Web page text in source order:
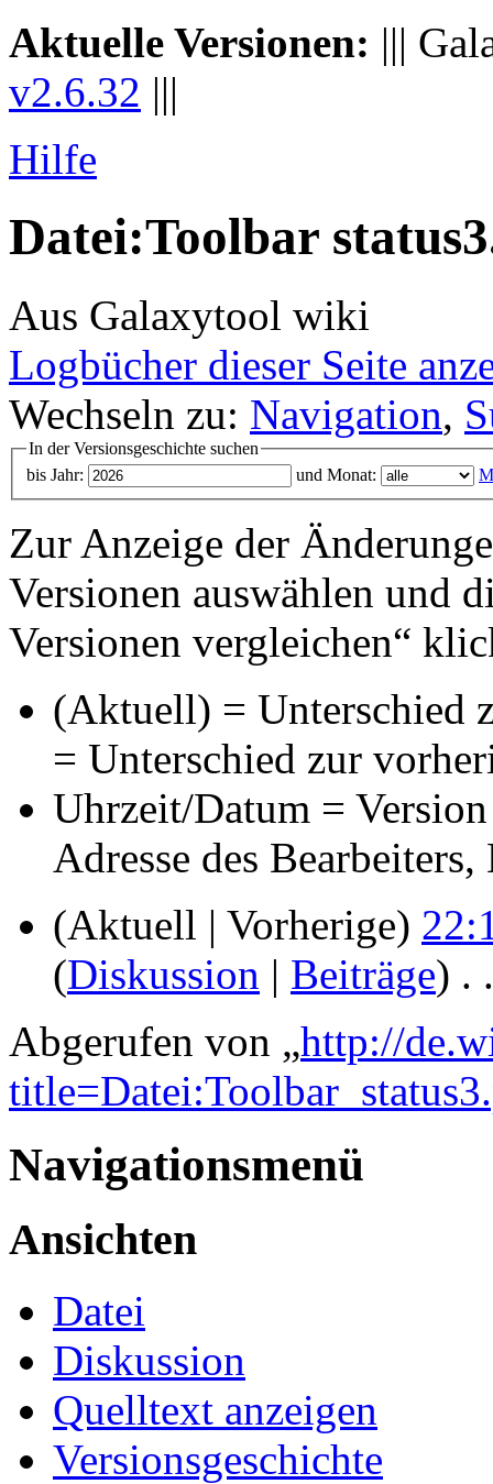
Aktuelle Versionen: |||
v2.6.32 |||
Hilfe
Datei:Toolbar
Aus Galaxytool wiki
Logbücher dieser Seite
Wechseln zu: Navigation,
In der Versionsgeschichte suchen
bis Jahr:
und Monat:
Zur Anzeige der
Versionen auswählen und
Versionen vergleichen“
(Aktuell) = Unterschied
= Unterschied zur
Uhrzeit/Datum =
Adresse des
(Aktuell | Vorherige)
(Diskussion | Beiträge) . .
Abgerufen von „http://
Navigationsmenü
Ansichten
Datei
Diskussion
Quelltext anzeigen
Versionsgeschichte